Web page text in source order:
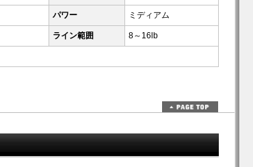
パワー ミディアム
ライン範囲 8～16lb